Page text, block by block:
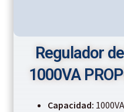
Regulador
1000VA
Capacidad: 1000VA